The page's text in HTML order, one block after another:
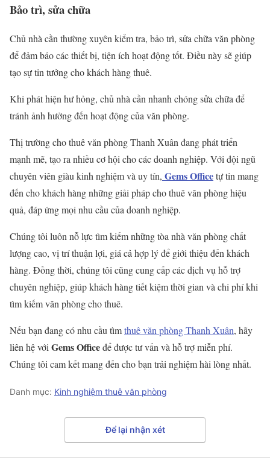
Bảo trì, sửa chữa
Chủ nhà cần thường xuyên kiểm tra, bảo trì, sửa chữa văn phòng
để đảm bảo các thiết bị, tiện ích hoạt động tốt. Điều này sẽ giúp
tạo sự tin tưởng cho khách hàng thuê.
Khi phát hiện hư hỏng, chủ nhà cần nhanh chóng sửa chữa để
tránh ảnh hưởng đến hoạt động của văn phòng.
Thị trường cho thuê văn phòng Thanh Xuân đang phát triển
mạnh mẽ, tạo ra nhiều cơ hội cho các doanh nghiệp. Với đội ngũ
chuyên viên giàu kinh nghiệm và uy tín, Gems Officetự tin mang
đến cho khách hàng những giải pháp cho thuê văn phòng hiệu
quả, đáp ứng mọi nhu cầu của doanh nghiệp.
Chúng tôi luôn nỗ lực tìm kiếm những tòa nhà văn phòng chất
lượng cao, vị trí thuận lợi, giá cả hợp lý để giới thiệu đến khách
hàng. Đồng thời, chúng tôi cũng cung cấp các dịch vụ hỗ trợ
chuyên nghiệp, giúp khách hàng tiết kiệm thời gian và chi phí khi
tìm kiếm văn phòng cho thuê.
Nếu bạn đang có nhu cầu tìmthuê văn phòng Thanh Xuân, hãy
liên hệ vớiGems Officeđể được tư vấn và hỗ trợ miễn phí.
Chúng tôi cam kết mang đến cho bạn trải nghiệm hài lòng nhất.
Danh mục: Kinh nghiệm thuê văn phòng
Để lại nhận xét